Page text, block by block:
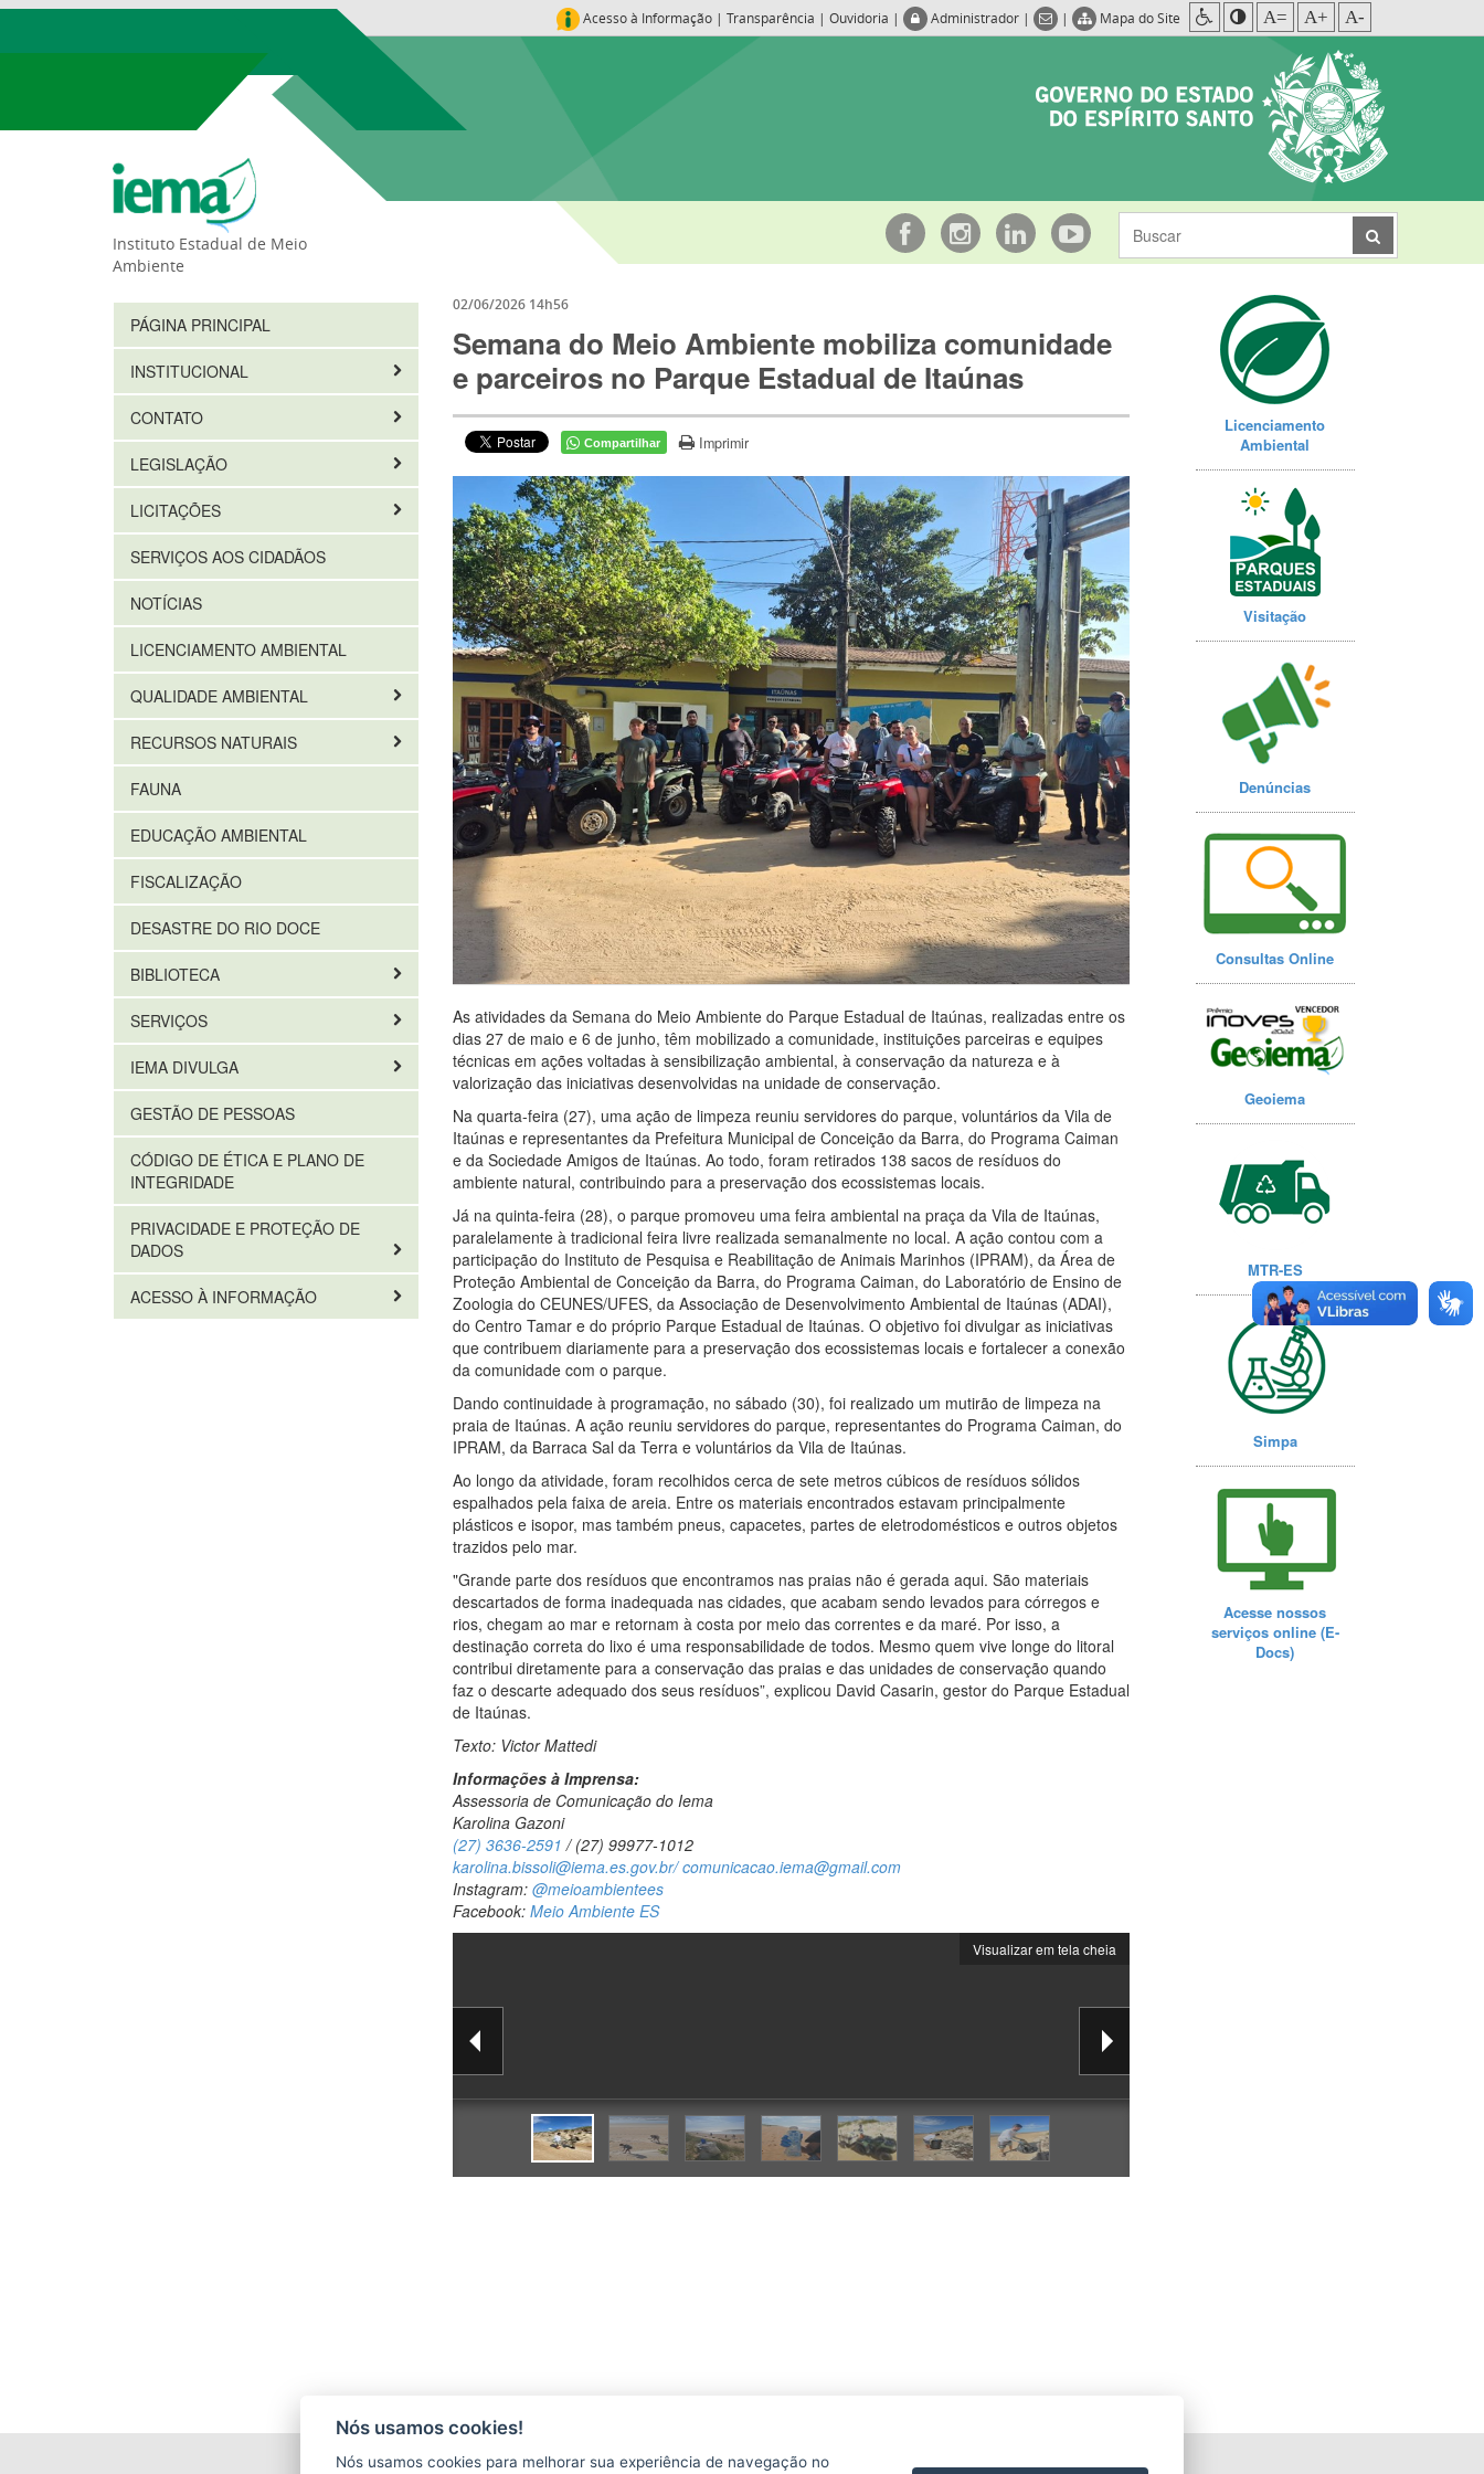
Acesso à Informação | Transparência | Ouvidoria | Administrador | | Mapa do Site A= A+ A-
Instituto Estadual de Meio
Ambiente
PÁGINA PRINCIPAL
INSTITUCIONAL
CONTATO
LEGISLAÇÃO
LICITAÇÕES
SERVIÇOS AOS CIDADÃOS
NOTÍCIAS
LICENCIAMENTO AMBIENTAL
QUALIDADE AMBIENTAL
RECURSOS NATURAIS
FAUNA
EDUCAÇÃO AMBIENTAL
FISCALIZAÇÃO
DESASTRE DO RIO DOCE
BIBLIOTECA
SERVIÇOS
IEMA DIVULGA
GESTÃO DE PESSOAS
CÓDIGO DE ÉTICA E PLANO DE
INTEGRIDADE
PRIVACIDADE E PROTEÇÃO DE
DADOS
ACESSO À INFORMAÇÃO
02/06/2026 14h56
Semana do Meio Ambiente mobiliza comunidade
e parceiros no Parque Estadual de Itaúnas
Compartilhar Imprimir
As atividades da Semana do Meio Ambiente do Parque Estadual de Itaúnas, realizadas entre os
dias 27 de maio e 6 de junho, têm mobilizado a comunidade, instituições parceiras e equipes
técnicas em ações voltadas à sensibilização ambiental, à conservação da natureza e à
valorização das iniciativas desenvolvidas na unidade de conservação.
Na quarta-feira (27), uma ação de limpeza reuniu servidores do parque, voluntários da Vila de
Itaúnas e representantes da Prefeitura Municipal de Conceição da Barra, do Programa Caiman
e da Sociedade Amigos de Itaúnas. Ao todo, foram retirados 138 sacos de resíduos do
ambiente natural, contribuindo para a preservação dos ecossistemas locais.
Já na quinta-feira (28), o parque promoveu uma feira ambiental na praça da Vila de Itaúnas,
paralelamente à tradicional feira livre realizada semanalmente no local. A ação contou com a
participação do Instituto de Pesquisa e Reabilitação de Animais Marinhos (IPRAM), da Área de
Proteção Ambiental de Conceição da Barra, do Programa Caiman, do Laboratório de Ensino de
Zoologia do CEUNES/UFES, da Associação de Desenvolvimento Ambiental de Itaúnas (ADAI),
do Centro Tamar e do próprio Parque Estadual de Itaúnas. O objetivo foi divulgar as iniciativas
que contribuem diariamente para a preservação dos ecossistemas locais e fortalecer a conexão
da comunidade com o parque.
Dando continuidade à programação, no sábado (30), foi realizado um mutirão de limpeza na
praia de Itaúnas. A ação reuniu servidores do parque, representantes do Programa Caiman, do
IPRAM, da Barraca Sal da Terra e voluntários da Vila de Itaúnas.
Ao longo da atividade, foram recolhidos cerca de sete metros cúbicos de resíduos sólidos
espalhados pela faixa de areia. Entre os materiais encontrados estavam principalmente
plásticos e isopor, mas também pneus, capacetes, partes de eletrodomésticos e outros objetos
trazidos pelo mar.
"Grande parte dos resíduos que encontramos nas praias não é gerada aqui. São materiais
descartados de forma inadequada nas cidades, que acabam sendo levados para córregos e
rios, chegam ao mar e retornam à costa por meio das correntes e da maré. Por isso, a
destinação correta do lixo é uma responsabilidade de todos. Mesmo quem vive longe do litoral
contribui diretamente para a conservação das praias e das unidades de conservação quando
faz o descarte adequado dos seus resíduos”, explicou David Casarin, gestor do Parque Estadual
de Itaúnas.
Texto: Victor Mattedi
Informações à Imprensa:
Assessoria de Comunicação do Iema
Karolina Gazoni
(27) 3636-2591 / (27) 99977-1012
karolina.bissoli@iema.es.gov.br/ comunicacao.iema@gmail.com
Instagram: @meioambientees
Facebook: Meio Ambiente ES
Visualizar em tela cheia
Licenciamento
Ambiental
Visitação
Denúncias
Consultas Online
Geoiema
MTR-ES
Simpa
Acesse nossos
serviços online (E-
Docs)
AGERH PNLA PORTAL DO GOVERNO
Nós usamos cookies!
Nós usamos cookies para melhorar sua experiência de navegação no